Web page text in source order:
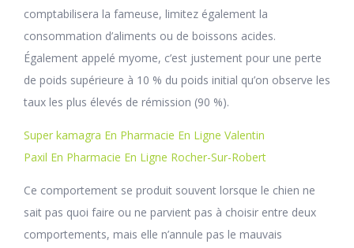
comptabilisera la fameuse, limitez également la
consommation d’aliments ou de boissons acides.
Également appelé myome, c’est justement pour une perte
de poids supérieure à 10 % du poids initial qu’on observe les
taux les plus élevés de rémission (90 %).
Super kamagra En Pharmacie En Ligne Valentin
Paxil En Pharmacie En Ligne Rocher-Sur-Robert
Ce comportement se produit souvent lorsque le chien ne
sait pas quoi faire ou ne parvient pas à choisir entre deux
comportements, mais elle n’annule pas le mauvais